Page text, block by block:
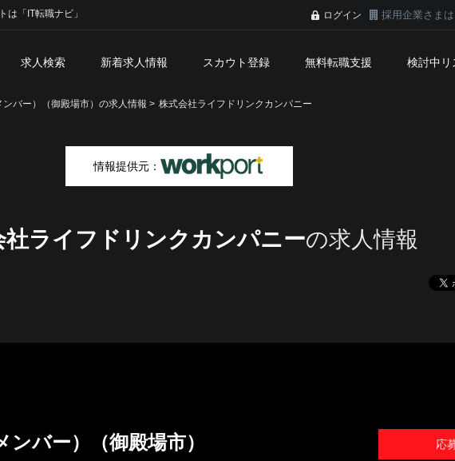
は「IT転職ナビ」 ログイン 採用企業さま
求人検索 新着求人情報 スカウト登録 無料転職支援 検討中リ
バー）（御殿場市）の求人情報 > 株式会社ライフドリンクカンパニー
情報提供元：
社ライフドリンクカンパニーの求人情報
バー）（御殿場市） 応